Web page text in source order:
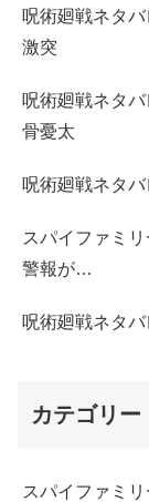
呪術廻戦ネタ
激突
呪術廻戦ネタ
骨憂太
呪術廻戦ネタ
スパイファミ
警報が…
呪術廻戦ネタ
カテゴリー
スパイファミリ